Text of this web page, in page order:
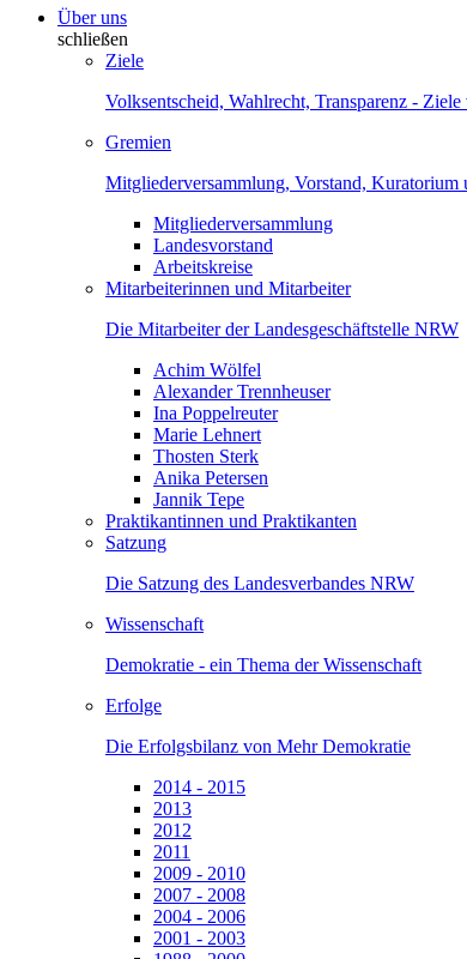
Über uns
schließen
Ziele
Volksentscheid, Wahlrecht, Transparenz -
Gremien
Mitgliederversammlung, Vorstand,
Mitgliederversammlung
Landesvorstand
Arbeitskreise
Mitarbeiterinnen und Mitarbeiter
Die Mitarbeiter der Landesgeschäftstelle NRW
Achim Wölfel
Alexander Trennheuser
Ina Poppelreuter
Marie Lehnert
Thosten Sterk
Anika Petersen
Jannik Tepe
Praktikantinnen und Praktikanten
Satzung
Die Satzung des Landesverbandes NRW
Wissenschaft
Demokratie - ein Thema der Wissenschaft
Erfolge
Die Erfolgsbilanz von Mehr Demokratie
2014 - 2015
2013
2012
2011
2009 - 2010
2007 - 2008
2004 - 2006
2001 - 2003